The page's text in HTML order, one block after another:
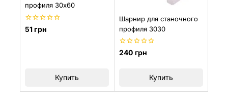
профиля 30х60
0
51грн
Купить
Шарнир для станочного
профиля 3030
0
240 грн
Купить